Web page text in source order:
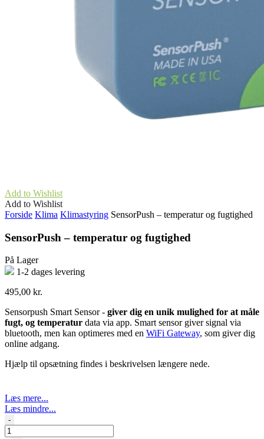
Add to Wishlist
Add to Wishlist
Forside Klima Klimastyring SensorPush – temperatur og fugtighed
SensorPush – temperatur og fugtighed
På Lager
1-2 dages levering
495,00 kr.
Sensorpush Smart Sensor - giver dig en unik mulighed for at måle
fugt, og temperatur data via app. Smart sensor giver signal via
bluetooth, men kan optimeres med en WiFi Gateway, som giver dig
online adgang.
Hjælp til opsætning findes i beskrivelsen længere nede.
Læs mere...
Læs mindre...
SensorPush
-